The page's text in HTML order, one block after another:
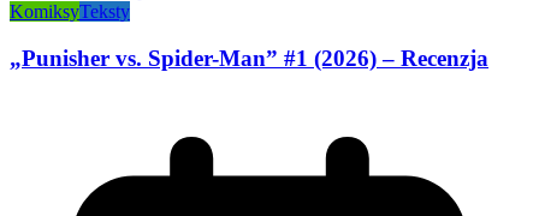
KomiksyTeksty
„Punisher vs. Spider-Man” #1 (2026) – Recenzja